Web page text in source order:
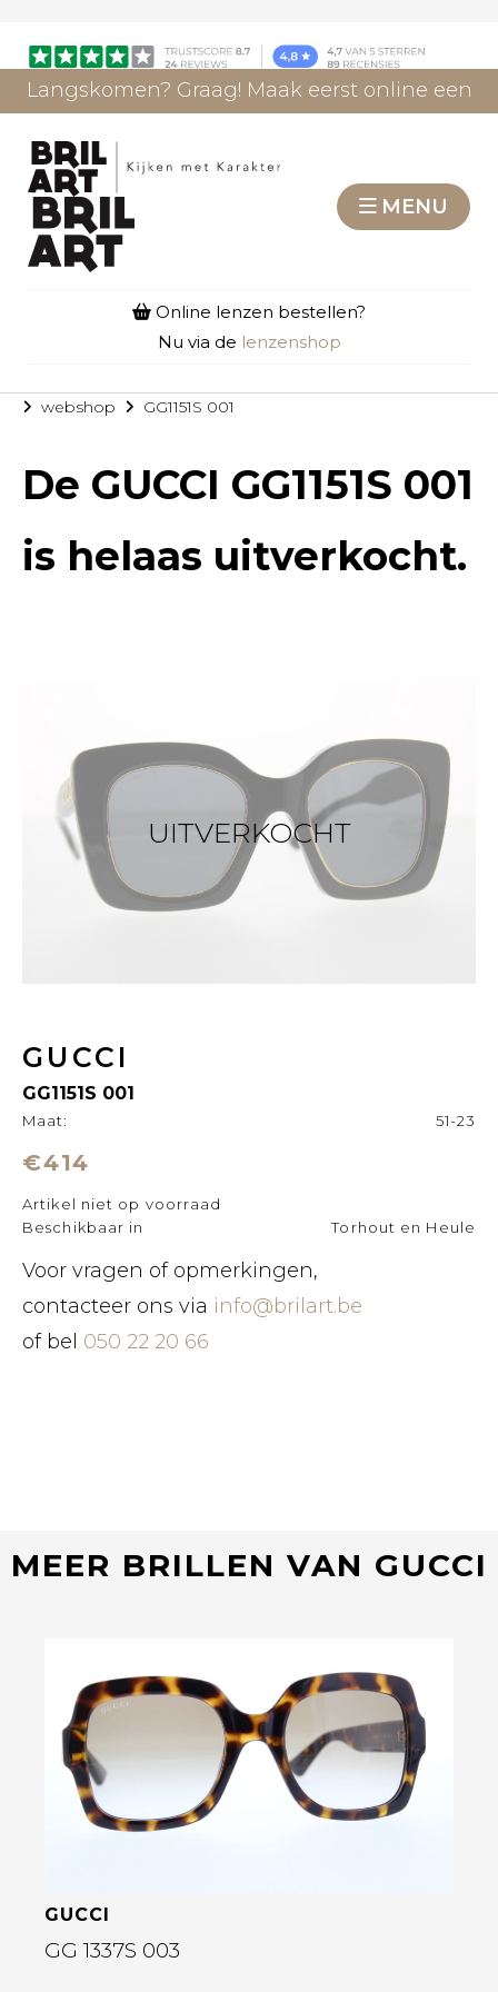
Langskomen? Graag! Maak eerst online een
MENU
Online lenzen bestellen?
Nu via de lenzenshop
webshop GG1151S 001
De GUCCI GG1151S 001
is helaas uitverkocht.
UITVERKOCHT
GUCCI
GG1151S 001
Maat: 51-23
€414
Artikel niet op voorraad
Beschikbaar in
Torhout en Heule
Voor vragen of opmerkingen,
contacteer ons via info@brilart.be
of bel 050 22 20 66
MEER BRILLEN VAN GUCCI
Bekijk deze bril
GUCCI
GG 1337S 003